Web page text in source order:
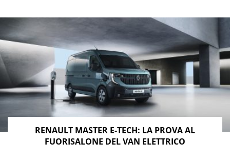
RENAULT MASTER E-TECH: LA PROVA AL
FUORISALONE DEL VAN ELETTRICO